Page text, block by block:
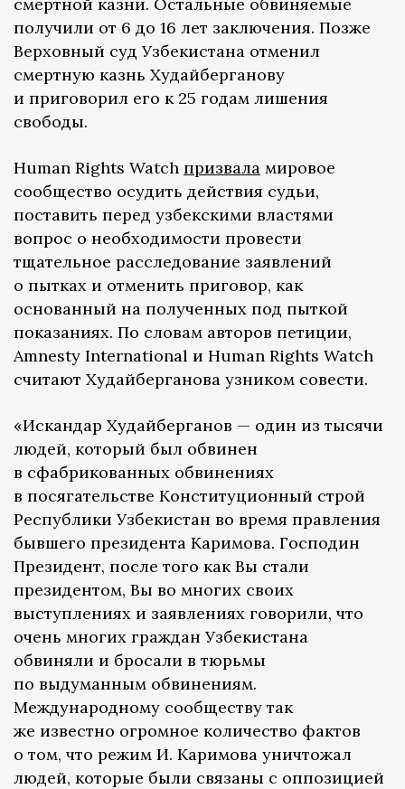
получили от 6 до 16 лет заключения. Позже
Верховный суд Узбекистана отменил
смертную казнь Худайберганову
и приговорил его к 25 годам лишения
свободы.
Human Rights Watch призвала мировое
сообщество осудить действия судьи,
поставить перед узбекскими властями
вопрос о необходимости провести
тщательное расследование заявлений
о пытках и отменить приговор, как
основанный на полученных под пыткой
показаниях. По словам авторов петиции,
Amnesty International и Human Rights Watch
считают Худайберганова узником совести.
«Искандар Худайберганов — один из тысячи
людей, который был обвинен
в сфабрикованных обвинениях
в посягательстве Конституционный строй
Республики Узбекистан во время правления
бывшего президента Каримова. Господин
Президент, после того как Вы стали
президентом, Вы во многих своих
выступлениях и заявлениях говорили, что
очень многих граждан Узбекистана
обвиняли и бросали в тюрьмы
по выдуманным обвинениям.
Международному сообществу так
же известно огромное количество фактов
о том, что режим И. Каримова уничтожал
людей, которые были связаны с оппозицией